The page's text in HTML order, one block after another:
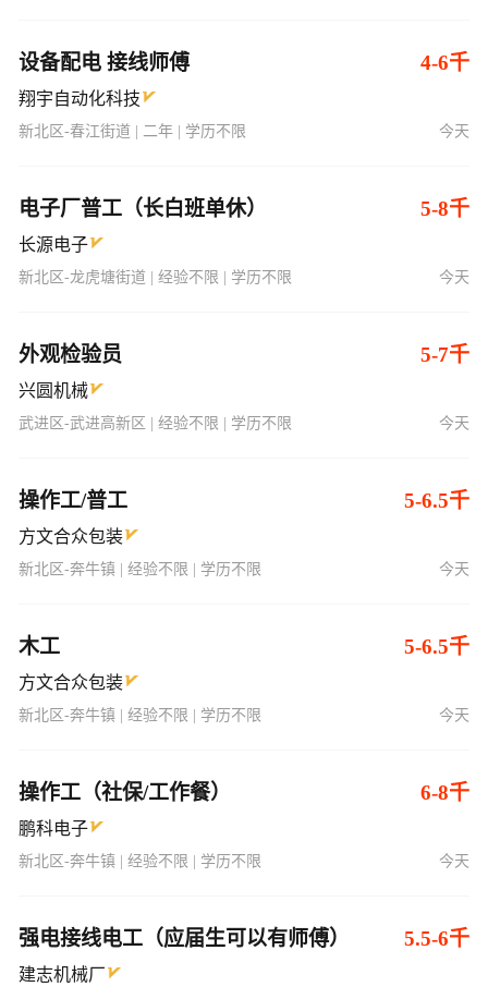
设备配电 接线师傅 4-6千
翔宇自动化科技
新北区-春江街道 | 二年 | 学历不限 今天
电子厂普工（长白班单休） 5-8千
长源电子
新北区-龙虎塘街道 | 经验不限 | 学历不限 今天
外观检验员 5-7千
兴圆机械
武进区-武进高新区 | 经验不限 | 学历不限 今天
操作工/普工 5-6.5千
方文合众包装
新北区-奔牛镇 | 经验不限 | 学历不限 今天
木工 5-6.5千
方文合众包装
新北区-奔牛镇 | 经验不限 | 学历不限 今天
操作工（社保/工作餐） 6-8千
鹏科电子
新北区-奔牛镇 | 经验不限 | 学历不限 今天
强电接线电工（应届生可以有师傅） 5.5-6千
建志机械厂